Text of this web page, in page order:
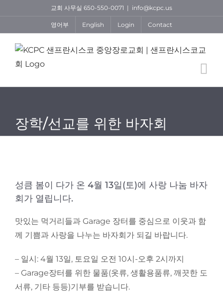
content
교회 사무실 650-550-0071 | info@kcpc.us
영어부 English Login Contact
장학/선교를 위한 바자회
Larger
Image
성큼 봄이 다가 온 4월 13일(토)에 사랑 나눔 바자
회가 열립니다.
맛있는 먹거리들과 Garage 장터를 중심으로 이웃과 함
께 기쁨과 사랑을 나누는 바자회가 되길 바랍니다.
– 일시: 4월 13일, 토요일 오전 10시-오후 2시까지
– Garage장터를 위한 물품(옷류, 생활용품류, 깨끗한 도
서류, 기타 등등)기부를 받습니다.